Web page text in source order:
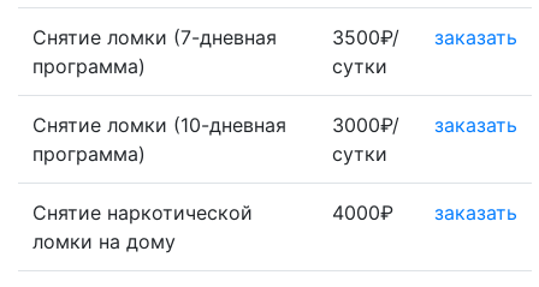
Снятие ломки (7-дневная
программа)
3500₽/
сутки
заказать
Снятие ломки (10-дневная
программа)
3000₽/
сутки
заказать
Снятие наркотической
ломки на дому
4000₽ заказать